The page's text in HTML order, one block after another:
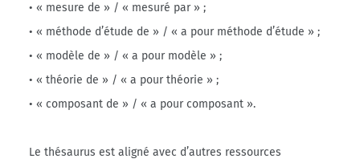
• « mesure de » / « mesuré par » ;
• « méthode d’étude de » / « a pour méthode d’étude » ;
• « modèle de » / « a pour modèle » ;
• « théorie de » / « a pour théorie » ;
• « composant de » / « a pour composant ».
Le thésaurus est aligné avec d’autres ressources